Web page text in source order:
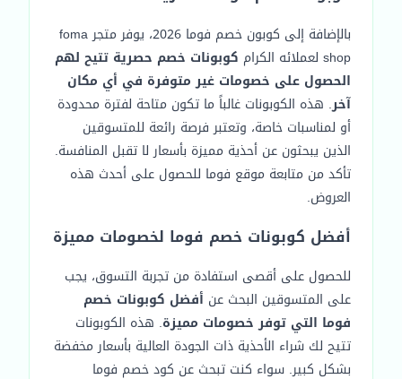
بالإضافة إلى كوبون خصم فوما 2026، يوفر متجر foma
shop لعملائه الكرام
كوبونات خصم حصرية تتيح لهم
الحصول على خصومات غير متوفرة في أي مكان
آخر. هذه الكوبونات غالباً ما تكون متاحة لفترة محدودة
أو لمناسبات خاصة، وتعتبر فرصة رائعة للمتسوقين
الذين يبحثون عن أحذية مميزة بأسعار لا تقبل المنافسة.
تأكد من متابعة موقع فوما للحصول على أحدث هذه
العروض.
أفضل كوبونات خصم فوما لخصومات مميزة
للحصول على أقصى استفادة من تجربة التسوق، يجب
على المتسوقين البحث عن أفضل كوبونات خصم
فوما التي توفر خصومات مميزة. هذه الكوبونات
تتيح لك شراء الأحذية ذات الجودة العالية بأسعار مخفضة
بشكل كبير. سواء كنت تبحث عن كود خصم فوما